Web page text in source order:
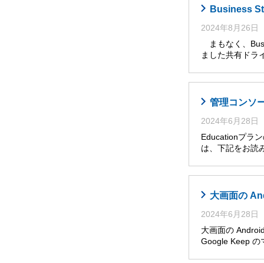
Business
2024年8月26日
まもなく、
ました共有ドラ
管理コンソ
2024年6月28日
Educationプラ
は、下記をお
大画面の
2024年6月28日
大画面の
Google Keep の